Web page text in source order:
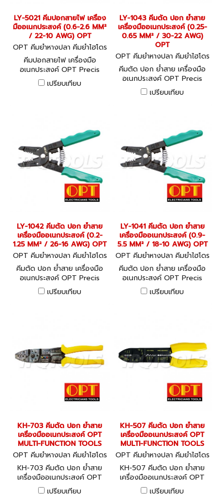
LY-5021 คีมปอกสายไฟ เครื่อง
มืออเนกประสงค์ (0.6-2.6 MM²
/ 22-10 AWG) OPT
OPT คีมย้ำหางปลา คีมย้ำไฮโดร
ลิค LY-5021
คีมปอกสายไฟ เครื่องมือ
อเนกประสงค์ OPT Precis
Cutter & Stripper made by
CNC-Grinding
เปรียบเทียบ
LY-1043 คีมตัด ปอก ย้ำสาย
เครื่องมืออเนกประสงค์ (0.25-
0.65 MM² / 30-22 AWG)
OPT
OPT คีมย้ำหางปลา คีมย้ำไฮโดร
ลิค LY-1043
คีมตัด ปอก ย้ำสาย เครื่องมือ
อเนกประสงค์ OPT Precis
Cutter & Stripper made by
CNC-Grinding
เปรียบเทียบ
LY-1042 คีมตัด ปอก ย้ำสาย
เครื่องมืออเนกประสงค์ (0.2-
1.25 MM² / 26-16 AWG) OPT
OPT คีมย้ำหางปลา คีมย้ำไฮโดร
ลิค LY-1042
คีมตัด ปอก ย้ำสาย เครื่องมือ
อเนกประสงค์ OPT Precis
Cutter & Stripper made by
CNC-Grinding
เปรียบเทียบ
LY-1041 คีมตัด ปอก ย้ำสาย
เครื่องมืออเนกประสงค์ (0.9-
5.5 MM² / 18-10 AWG) OPT
OPT คีมย้ำหางปลา คีมย้ำไฮโดร
ลิค LY-1041
คีมตัด ปอก ย้ำสาย เครื่องมือ
อเนกประสงค์ OPT Precis
Cutter & Stripper made by
CNC-Grinding
เปรียบเทียบ
KH-703 คีมตัด ปอก ย้ำสาย
เครื่องมืออเนกประสงค์ OPT
MULTI-FUNCTION TOOLS
OPT คีมย้ำหางปลา คีมย้ำไฮโดร
ลิค KH-703
KH-703 คีมตัด ปอก ย้ำสาย
เครื่องมืออเนกประสงค์ OPT
MULTI-FUNCTION TOOLS
เปรียบเทียบ
KH-507 คีมตัด ปอก ย้ำสาย
เครื่องมืออเนกประสงค์ OPT
MULTI-FUNCTION TOOLS
OPT คีมย้ำหางปลา คีมย้ำไฮโดร
ลิค KH-507
KH-507 คีมตัด ปอก ย้ำสาย
เครื่องมืออเนกประสงค์ OPT
MULTI-FUNCTION TOOLS
เปรียบเทียบ